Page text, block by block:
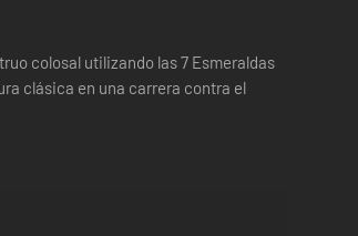
colosal utilizando las 7 Esmeraldas
clásica en una carrera contra el